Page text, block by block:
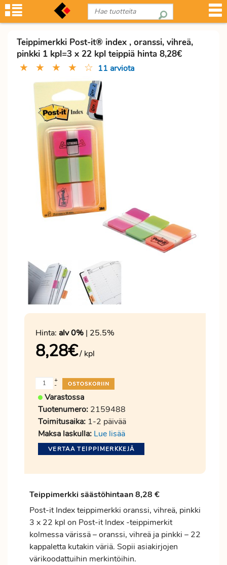
Teippimerkki Post-it® index , oranssi, vihreä,
pinkki 1 kpl=3 x 22 kpl teippiä hinta 8,28€
★ ★ ★ ★ ☆ 11 arviota
Hinta: alv 0% | 25.5%
8,28€/ kpl
-
+
Varastossa
Tuotenumero: 2159488
Toimitusaika: 1-2 päivää
Maksa laskulla: Lue lisää
VERTAA TEIPPIMERKKEJÄ
Teippimerkki säästöhintaan 8,28 €
Post-it Index teippimerkki oranssi, vihreä, pinkki
3 x 22 kpl on Post-it Index -teippimerkit
kolmessa värissä – oranssi, vihreä ja pinkki – 22
kappaletta kutakin väriä. Sopii asiakirjojen
värikoodattuihin merkintöihin.